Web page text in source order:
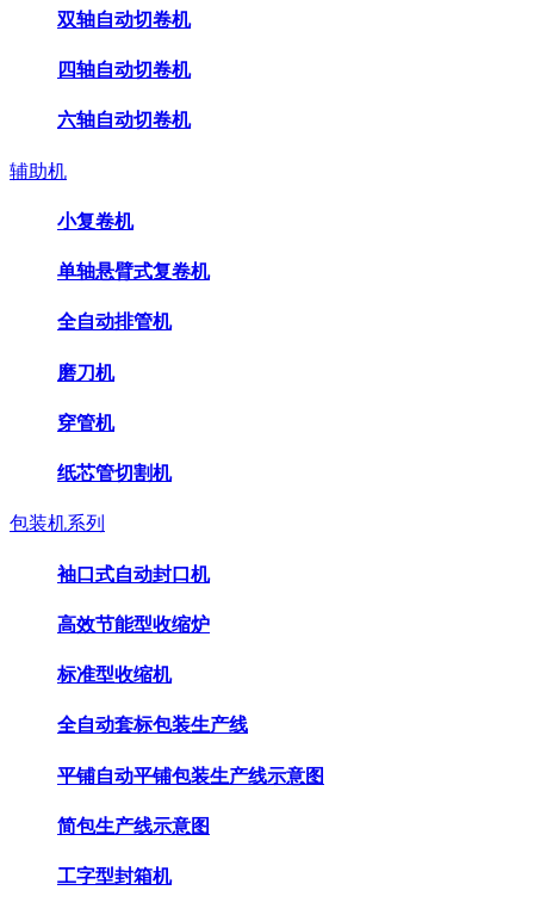
双轴自动切卷机
四轴自动切卷机
六轴自动切卷机
辅助机
小复卷机
单轴悬臂式复卷机
全自动排管机
磨刀机
穿管机
纸芯管切割机
包装机系列
袖口式自动封口机
高效节能型收缩炉
标准型收缩机
全自动套标包装生产线
平铺自动平铺包装生产线示意图
简包生产线示意图
工字型封箱机